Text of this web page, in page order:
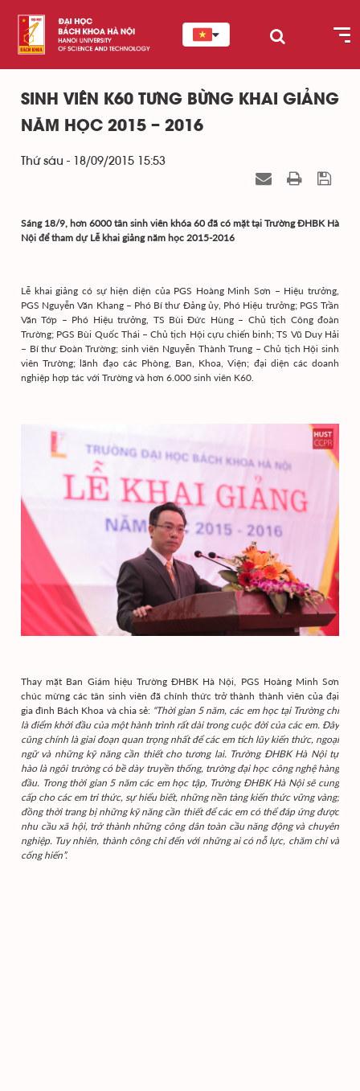
SINH VIÊN K60 TƯNG BỪNG KHAI GIẢNG
NĂM HỌC 2015 – 2016
Thứ sáu - 18/09/2015 15:53
Sáng 18/9, hơn 6000 tân sinh viên khóa 60 đã có mặt tại Trường ĐHBK Hà
Nội để tham dự Lễ khai giảng năm học 2015-2016
Lễ khai giảng có sự hiện diện của PGS Hoàng Minh Sơn – Hiệu trưởng,
PGS Nguyễn Văn Khang – Phó Bí thư Đảng ủy, Phó Hiệu trưởng; PGS Trần
Văn Tớp – Phó Hiệu trưởng, TS Bùi Đức Hùng – Chủ tịch Công đoàn
Trường; PGS Bùi Quốc Thái – Chủ tịch Hội cựu chiến binh; TS Vũ Duy Hải
– Bí thư Đoàn Trường; sinh viên Nguyễn Thành Trung – Chủ tịch Hội sinh
viên Trường; lãnh đạo các Phòng, Ban, Khoa, Viện; đại diện các doanh
nghiệp hợp tác với Trường và hơn 6.000 sinh viên K60.
Thay mặt Ban Giám hiệu Trường ĐHBK Hà Nội, PGS Hoàng Minh Sơn
chúc mừng các tân sinh viên đã chính thức trở thành thành viên của đại
gia đình Bách Khoa và chia sẻ: “Thời gian 5 năm, các em học tại Trường chỉ
là điểm khởi đầu của một hành trình rất dài trong cuộc đời của các em. Đây
cũng chính là giai đoạn quan trọng nhất để các em tích lũy kiến thức, ngoại
ngữ và những kỹ năng cần thiết cho tương lai. Trường ĐHBK Hà Nội tự
hào là ngôi trường có bề dày truyền thống, trường đại học công nghệ hàng
đầu. Trong thời gian 5 năm các em học tập, Trường ĐHBK Hà Nội sẽ cung
cấp cho các em tri thức, sự hiểu biết, những nền tảng kiến thức vững vàng;
đồng thời trang bị những kỹ năng cần thiết để các em có thể đáp ứng được
nhu cầu xã hội, trở thành những công dân toàn cầu năng động và chuyên
nghiệp. Tuy nhiên, thành công chỉ đến với những ai có nỗ lực, chăm chỉ và
cống hiến”.